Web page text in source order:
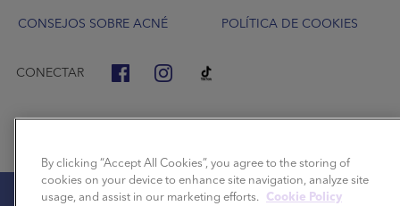
CONSEJOS SOBRE ACNÉ
POLÍTICA DE COOKIES
CONECTAR
By clicking “Accept All Cookies”, you agree to the storing of
cookies on your device to enhance site navigation, analyze site
usage, and assist in our marketing efforts. Cookie Policy